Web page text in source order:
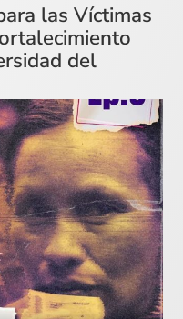
las Víctimas
del